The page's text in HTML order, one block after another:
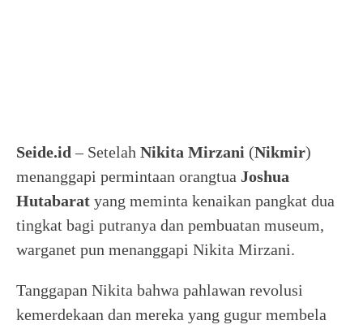
Seide.id – Setelah Nikita Mirzani (Nikmir)
menanggapi permintaan orangtua Joshua
Hutabarat yang meminta kenaikan pangkat dua
tingkat bagi putranya dan pembuatan museum,
warganet pun menanggapi Nikita Mirzani.
Tanggapan Nikita bahwa pahlawan revolusi
kemerdekaan dan mereka yang gugur membela